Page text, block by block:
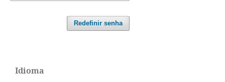
Redefinir senha
Idioma